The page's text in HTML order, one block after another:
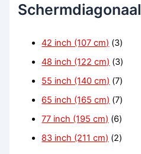
Schermdiagonaal
42 inch (107 cm) (3)
48 inch (122 cm) (3)
55 inch (140 cm) (7)
65 inch (165 cm) (7)
77 inch (195 cm) (6)
83 inch (211 cm) (2)